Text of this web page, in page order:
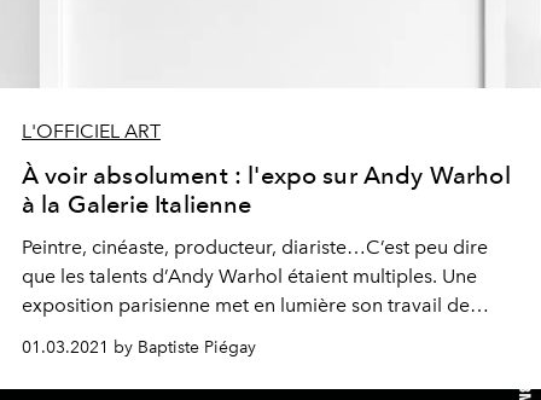
L'OFFICIEL ART
À voir absolument : l'expo sur Andy Warhol
à la Galerie Italienne
Peintre, cinéaste, producteur, diariste…C’est peu dire
que les talents d’Andy Warhol étaient multiples. Une
exposition parisienne met en lumière son travail de
photographe - subtil et sentimental.
01.03.2021 by Baptiste Piégay